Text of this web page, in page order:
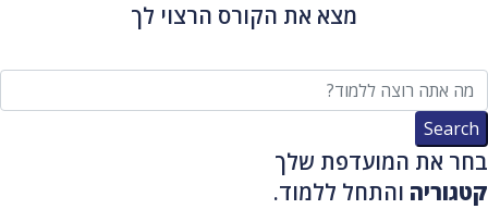
מצא את הקורס הרצוי לך
בחר את המועדפת שלך
קטגוריה והתחל ללמוד.